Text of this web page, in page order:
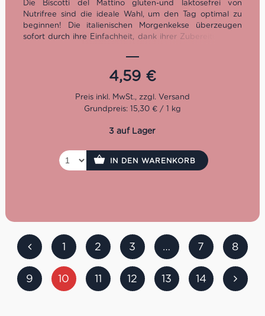
Die Biscotti del Mattino gluten-und laktosefrei von
Nutrifree sind die ideale Wahl, um den Tag optimal zu
beginnen! Die italienischen Morgenkekse überzeugen
sofort durch ihre Einfachheit, dank ihrer Zubereitung mit
und Milchzusatz. Sie sind ideal für alle, die eine vegane
Ernährung verfolgen und hochwertig in den Tag starten
4,59 €
Grundpreis: 15,30 € / 1 kg
3 auf Lager
IN DEN WARENKORB
1 2 3 … 7 8
9 10 11 12 13 14